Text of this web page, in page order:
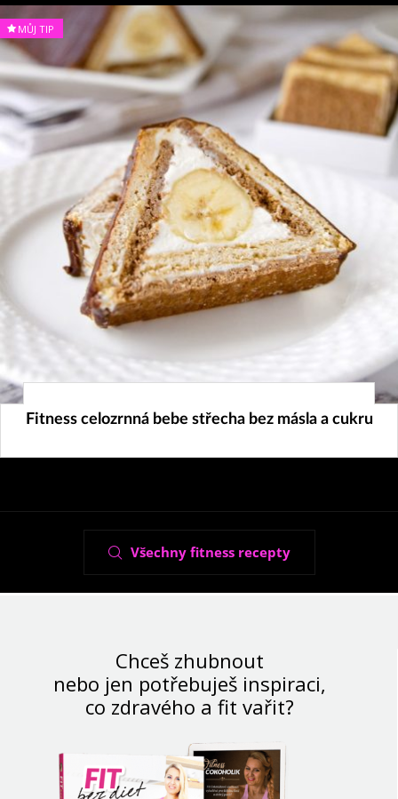
MŮJ TIP
24. 2. 2025
Fitness celozrnná bebe střecha bez másla a cukru
Všechny fitness recepty
Chceš zhubnout
nebo jen potřebuješ inspiraci,
co zdravého a fit vařit?